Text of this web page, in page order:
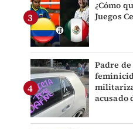
¿Cómo
Juegos
Padre
acusado